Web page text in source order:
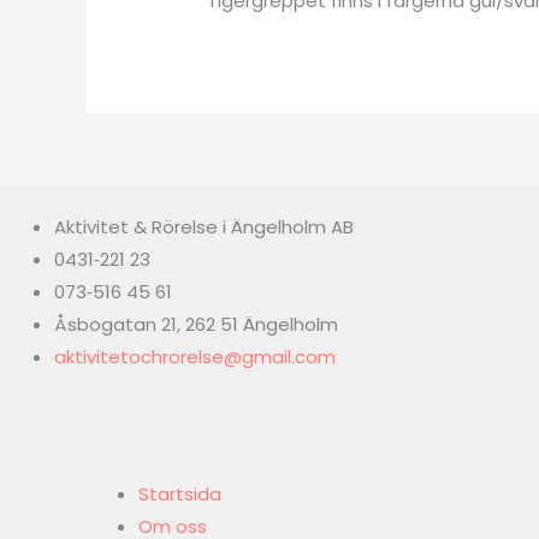
Aktivitet & Rörelse i Ängelholm AB
0431‑221 23
073‑516 45 61
Åsbogatan 21, 262 51 Ängelholm
aktivitetochrorelse@gmail.com
Startsida
Om oss